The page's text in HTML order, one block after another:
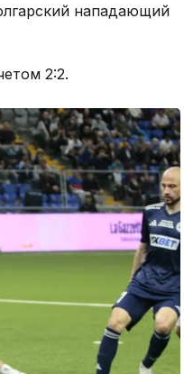
нападающий
2:2.